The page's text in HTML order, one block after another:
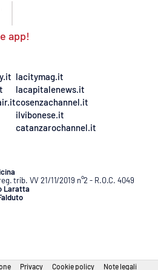
app!
lacitymag.it
lacapitalenews.it
cosenzachannel.it
ilvibonese.it
catanzarochannel.it
trib. VV 21/11/2019 n°2 - R.O.C. 4049
Laratta
Privacy Cookie policy Note legali